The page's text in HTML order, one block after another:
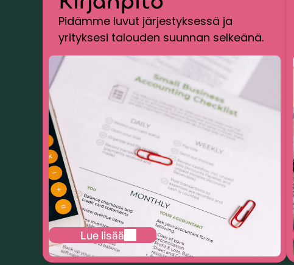
Lue lisää
Pidämme luvut järjestyksessä ja
yrityksesi talouden suunnan selkeänä.